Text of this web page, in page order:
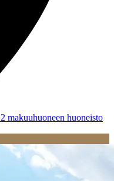
makuuhuoneen huoneisto